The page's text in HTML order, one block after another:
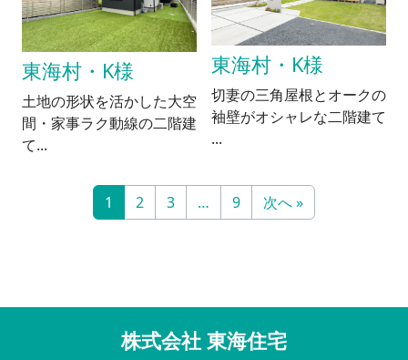
東海村・K様
土地の形状を活かした大空
間・家事ラク動線の二階建
て...
東海村・K様
切妻の三角屋根とオークの
袖壁がオシャレな二階建て
...
1 2 3 … 9 次へ »
株式会社 東海住宅